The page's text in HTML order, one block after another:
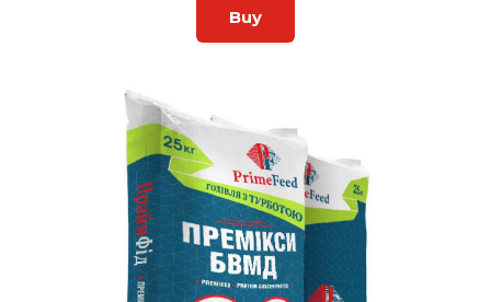
Buy